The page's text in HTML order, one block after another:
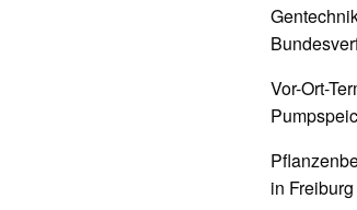
Vor-Ort-
in Freiburg